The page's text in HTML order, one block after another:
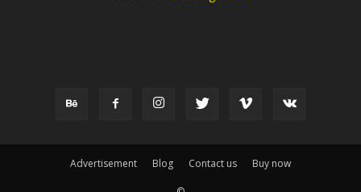
Advertisement Blog Contact us Buy now